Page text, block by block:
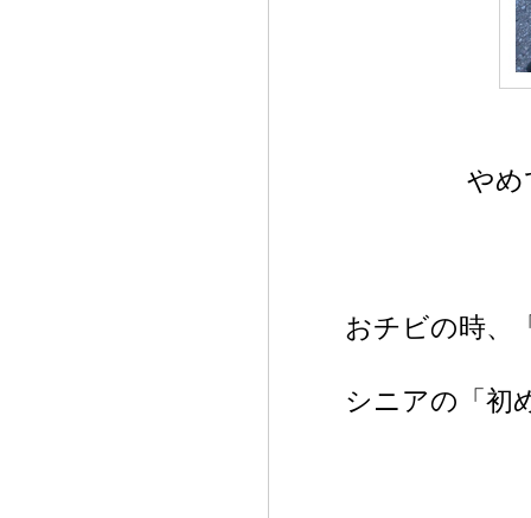
やめ
おチビの時、
シニアの「初